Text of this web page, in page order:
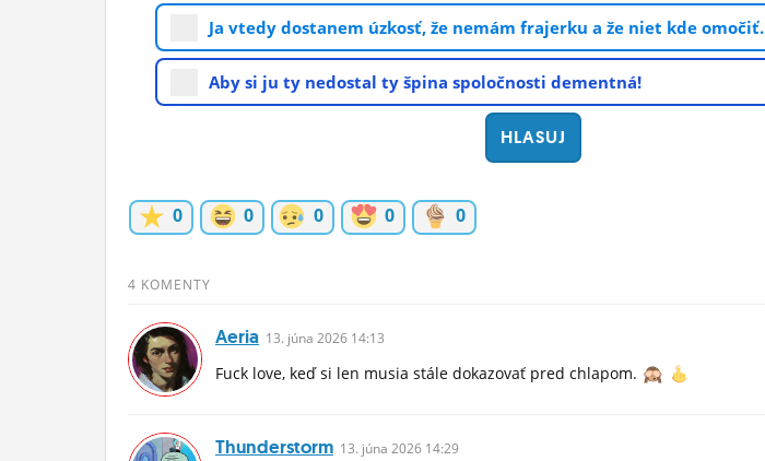
Ja vtedy dostanem úzkosť, že nemám frajerku a že niet kde omočiť.
Aby si ju ty nedostal ty špina spoločnosti dementná!
0 0 0 0 0
4 KOMENTY
Aeria 13. júna 2026 14:13
Fuck love, keď si len musia stále dokazovať pred chlapom.
Thunderstorm 13. júna 2026 14:29